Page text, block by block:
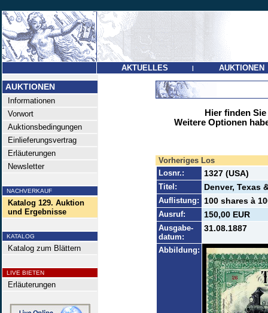
AKTUELLES | AUKTIONEN
AUKTIONEN
Informationen
Vorwort
Auktionsbedingungen
Einlieferungsvertrag
Erläuterungen
Newsletter
NACHVERKAUF
Katalog 129. Auktion
und Ergebnisse
KATALOG
Katalog zum Blättern
LIVE BIETEN
Erläuterungen
Hier finden
Weitere Optionen
Vorheriges Los
Losnr.:
1327 (USA)
Titel: Denver, Texas
Auflistung: 100 shares à
Ausruf: 150,00 EUR
Ausgabe-
datum:
31.08.1887
Abbildung: